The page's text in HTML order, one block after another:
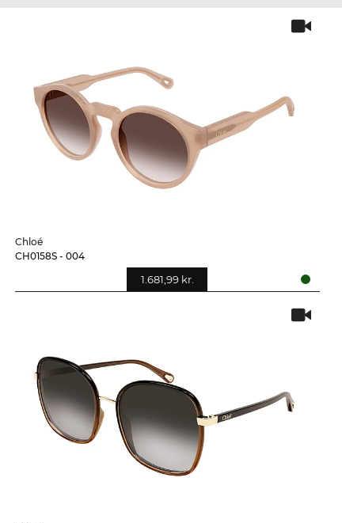
Chloé
CH0158S - 004
1.681,99 kr.